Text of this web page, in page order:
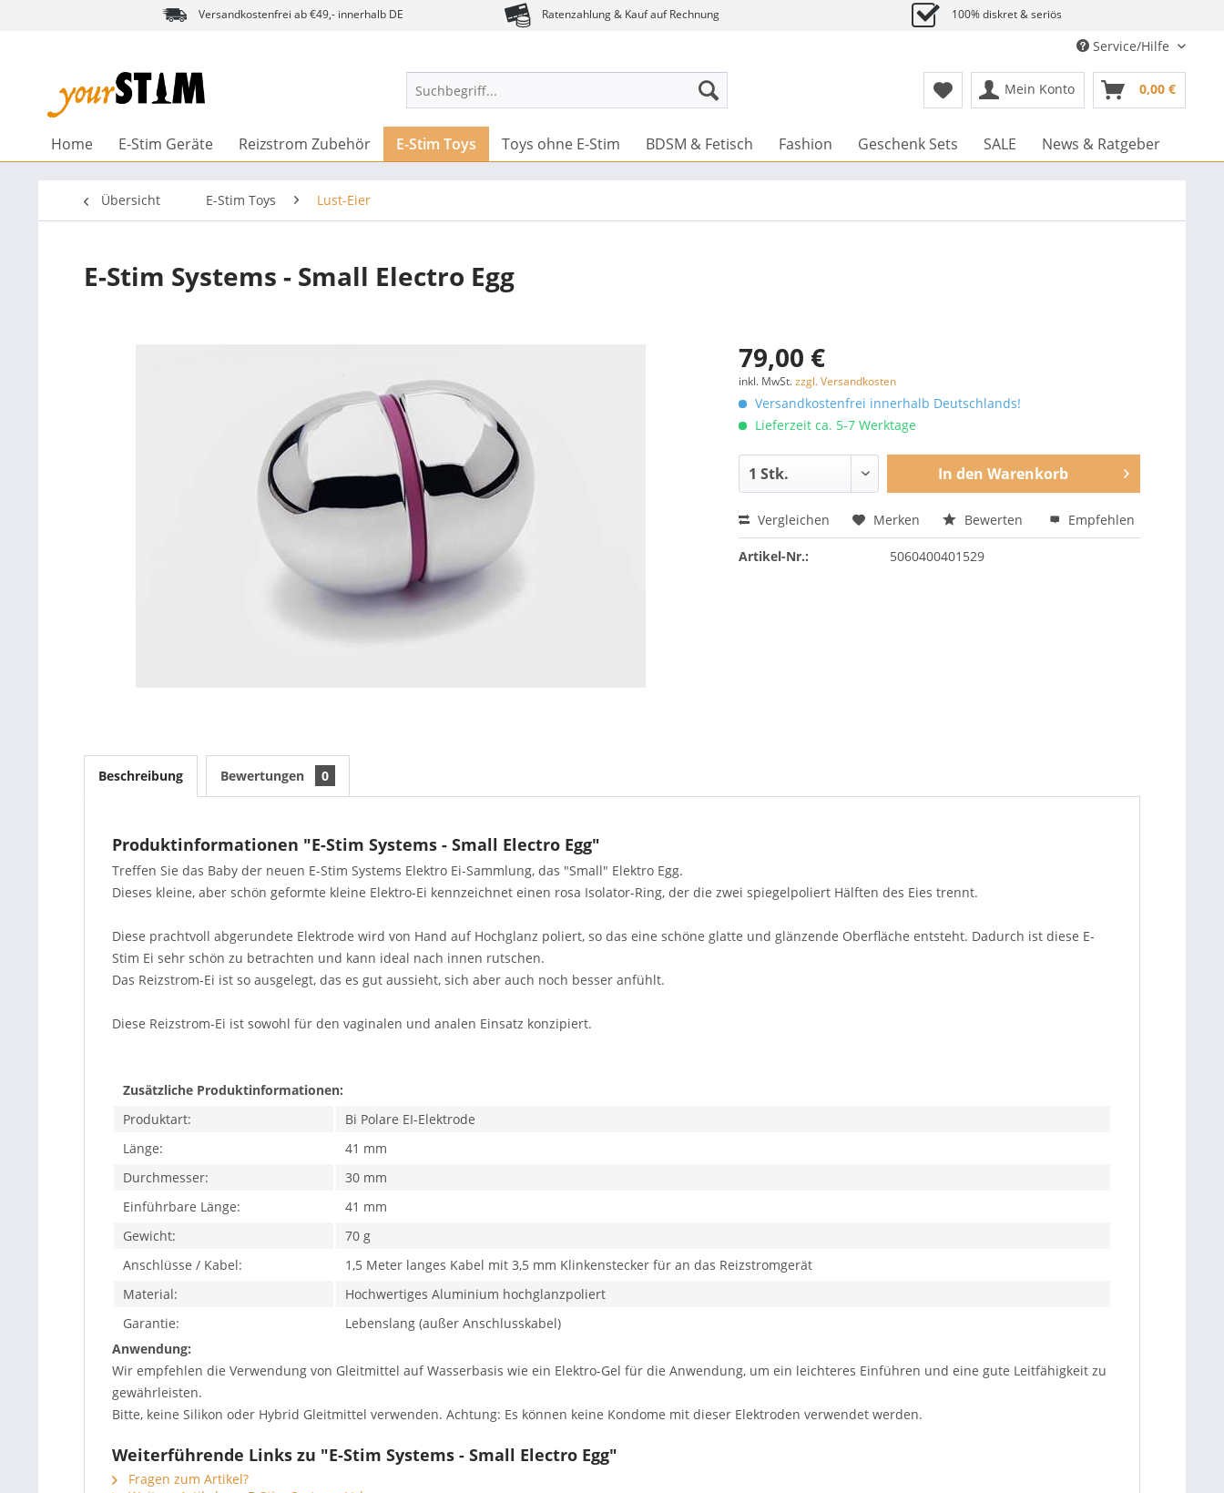
Versandkostenfrei ab €49,- innerhalb DE Ratenzahlung & Kauf auf Rechnung 100% diskret & seriös
Service/Hilfe
Mein Konto 0,00 €
Home E-Stim Geräte Reizstrom Zubehör E-Stim Toys Toys ohne E-Stim BDSM & Fetisch Fashion Geschenk Sets SALE News & Ratgeber
Übersicht E-Stim Toys Lust-Eier
E-Stim Systems - Small Electro Egg
79,00 €
inkl. MwSt.zzgl. Versandkosten
Versandkostenfrei innerhalb Deutschlands!
Lieferzeit ca. 5-7 Werktage
In den Warenkorb
Vergleichen Merken Bewerten Empfehlen
Artikel-Nr.: 5060400401529
Beschreibung Bewertungen 0
Produktinformationen "E-Stim Systems - Small Electro Egg"
Treffen Sie das Baby der neuen E-Stim Systems Elektro Ei-Sammlung, das "Small" Elektro Egg.
Dieses kleine, aber schön geformte kleine Elektro-Ei kennzeichnet einen rosa Isolator-Ring, der die zwei spiegelpoliert Hälften des Eies trennt.
Diese prachtvoll abgerundete Elektrode wird von Hand auf Hochglanz poliert, so das eine schöne glatte und glänzende Oberfläche entsteht. Dadurch ist diese E-
Stim Ei sehr schön zu betrachten und kann ideal nach innen rutschen.
Das Reizstrom-Ei ist so ausgelegt, das es gut aussieht, sich aber auch noch besser anfühlt.
Diese Reizstrom-Ei ist sowohl für den vaginalen und analen Einsatz konzipiert.
Zusätzliche Produktinformationen:
Produktart:
Bi Polare EI-Elektrode
Länge:
41 mm
Durchmesser:
30 mm
Einführbare Länge:
41 mm
Gewicht:
70 g
Anschlüsse / Kabel:
1,5 Meter langes Kabel mit 3,5 mm Klinkenstecker für an das Reizstromgerät
Material:
Hochwertiges Aluminium hochglanzpoliert
Garantie:
Lebenslang (außer Anschlusskabel)
Anwendung:
Wir empfehlen die Verwendung von Gleitmittel auf Wasserbasis wie ein Elektro-Gel für die Anwendung, um ein leichteres Einführen und eine gute Leitfähigkeit zu
gewährleisten.
Bitte, keine Silikon oder Hybrid Gleitmittel verwenden. Achtung: Es können keine Kondome mit dieser Elektroden verwendet werden.
Weiterführende Links zu "E-Stim Systems - Small Electro Egg"
Fragen zum Artikel?